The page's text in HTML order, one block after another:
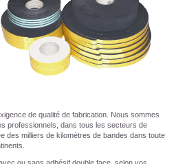
de qualité de fabrication. Nous sommes
professionnels, dans tous les secteurs de
des milliers de kilomètres de bandes dans toute